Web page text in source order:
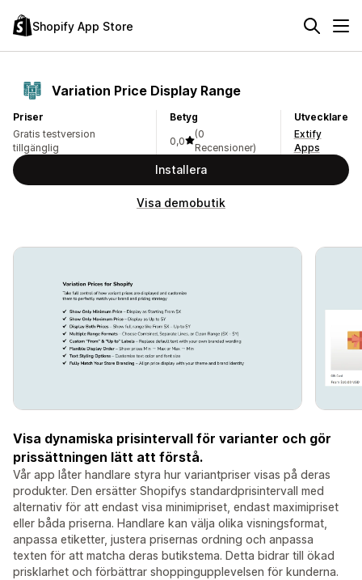
Shopify App Store
Variation Price Display Range
Priser
Gratis testversion
tillgänglig
Betyg
0,0
(0
Recensioner)
Utvecklare
Extify
Apps
Installera
Visa demobutik
Visa dynamiska prisintervall för varianter och gör
prissättningen lätt att förstå.
Vår app låter handlare styra hur variantpriser visas på deras
produkter. Den ersätter Shopifys standardprisintervall med
alternativ för att endast visa minimipriset, endast maximipriset
eller båda priserna. Handlare kan välja olika visningsformat,
anpassa etiketter, justera prisernas ordning och anpassa
texten för att matcha deras butikstema. Detta bidrar till ökad
prisklarhet och förbättrar shoppingupplevelsen för kunderna.